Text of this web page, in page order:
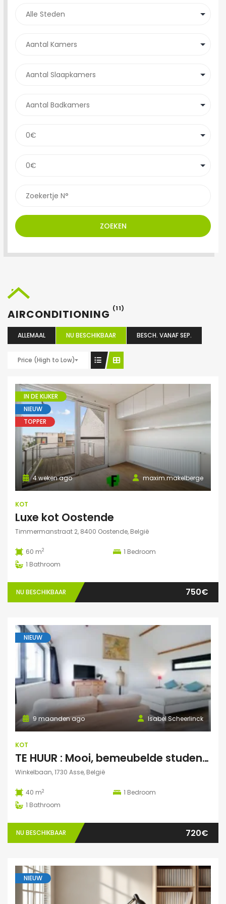
ZOEKEN
AIRCONDITIONING (11)
ALLEMAAL NU BESCHIKBAAR BESCH. VANAF SEP.
Price (High to Low)
IN DE KIJKER
NIEUW
TOPPER
maxim.makelberge
4 weken ago
KOT
Luxe kot Oostende
Timmermanstraat 2, 8400 Oostende, België
60 m2 1 Bedroom
1 Bathroom
NU BESCHIKBAAR 750€
NIEUW
Isabel Scheerlinck
9 maanden ago
KOT
TE HUUR : Mooi, bemeubelde studentenstudio te Asse
Winkelbaan, 1730 Asse, België
40 m2 1 Bedroom
1 Bathroom
NU BESCHIKBAAR 720€
NIEUW